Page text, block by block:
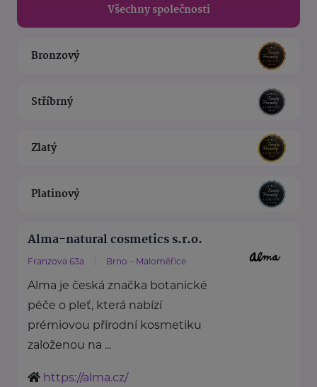
Všechny společnosti
Bronzový
Stříbrný
Zlatý
Platinový
Alma-natural cosmetics s.r.o.
Franzova 63a Brno – Maloměřice
Alma je česká značka botanické
péče o pleť, která nabízí
prémiovou přírodní kosmetiku
založenou na ...
https://alma.cz/